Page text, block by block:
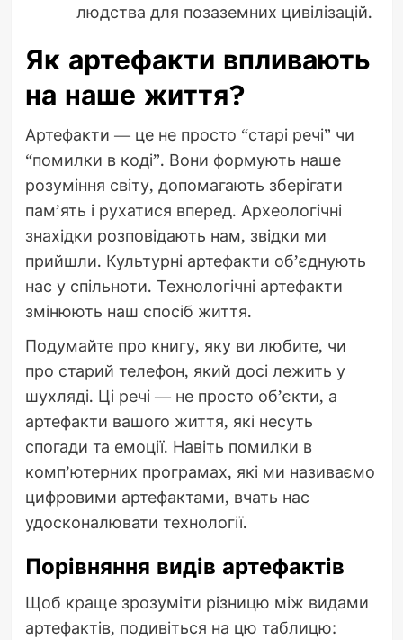
людства для позаземних цивілізацій.
Як артефакти впливають
на наше життя?
Артефакти — це не просто “старі речі” чи
“помилки в коді”. Вони формують наше
розуміння світу, допомагають зберігати
пам’ять і рухатися вперед. Археологічні
знахідки розповідають нам, звідки ми
прийшли. Культурні артефакти об’єднують
нас у спільноти. Технологічні артефакти
змінюють наш спосіб життя.
Подумайте про книгу, яку ви любите, чи
про старий телефон, який досі лежить у
шухляді. Ці речі — не просто об’єкти, а
артефакти вашого життя, які несуть
спогади та емоції. Навіть помилки в
комп’ютерних програмах, які ми називаємо
цифровими артефактами, вчать нас
удосконалювати технології.
Порівняння видів артефактів
Щоб краще зрозуміти різницю між видами
артефактів, подивіться на цю таблицю: